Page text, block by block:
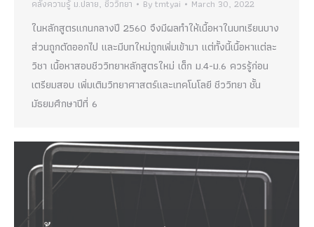
คลังความรู้ ม.ปลาย, ชีววิทยา Bytmtyai March 30, 2022
ในหลักสูตรแกนกลางปี 2560 จึงมีผลทำให้เนื้อหาในบทเรียนบาง
ส่วนถูกตัดออกไป และมีบทใหม่ถูกเพิ่มเข้ามา แต่ทั้งนี้เนื้อหาแต่ละ
วิชา เนื้อหาสอบชีววิทยาหลักสูตรใหม่ เด็ก ม.4-ม.6 ควรรู้ก่อน
เตรียมสอบ เพิ่มเติมวิทยาศาสตร์และเทคโนโลยี ชีววิทยา ชั้น
มัธยมศึกษาปีที่ 6